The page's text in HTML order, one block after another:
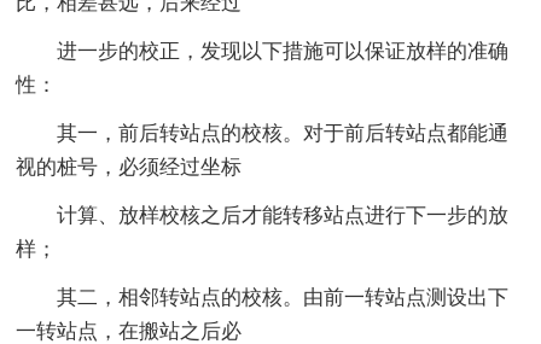
进一步的校正，发现以下措施可以保证放样的准确
性：
其一，前后转站点的校核。对于前后转站点都能通
视的桩号，必须经过坐标
计算、放样校核之后才能转移站点进行下一步的放
样；
其二，相邻转站点的校核。由前一转站点测设出下
一转站点，在搬站之后必